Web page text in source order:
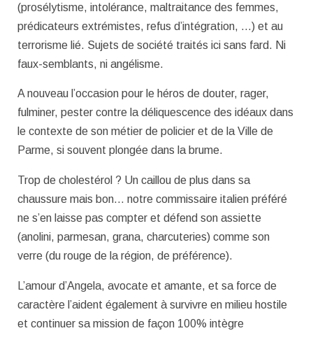
(prosélytisme, intolérance, maltraitance des femmes,
prédicateurs extrémistes, refus d’intégration, …) et au
terrorisme lié. Sujets de société traités ici sans fard. Ni
faux-semblants, ni angélisme.
A nouveau l’occasion pour le héros de douter, rager,
fulminer, pester contre la déliquescence des idéaux dans
le contexte de son métier de policier et de la Ville de
Parme, si souvent plongée dans la brume.
Trop de cholestérol ? Un caillou de plus dans sa
chaussure mais bon… notre commissaire italien préféré
ne s’en laisse pas compter et défend son assiette
(anolini, parmesan, grana, charcuteries) comme son
verre (du rouge de la région, de préférence).
L’amour d’Angela, avocate et amante, et sa force de
caractère l’aident également à survivre en milieu hostile
et continuer sa mission de façon 100% intègre